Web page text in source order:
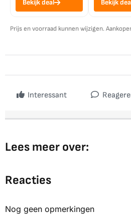
Bekijk deal Bekijk deal
Prijs en voorraad kunnen wijzigen.
Interessant
Lees meer over:
Reacties
Nog geen opmerkingen